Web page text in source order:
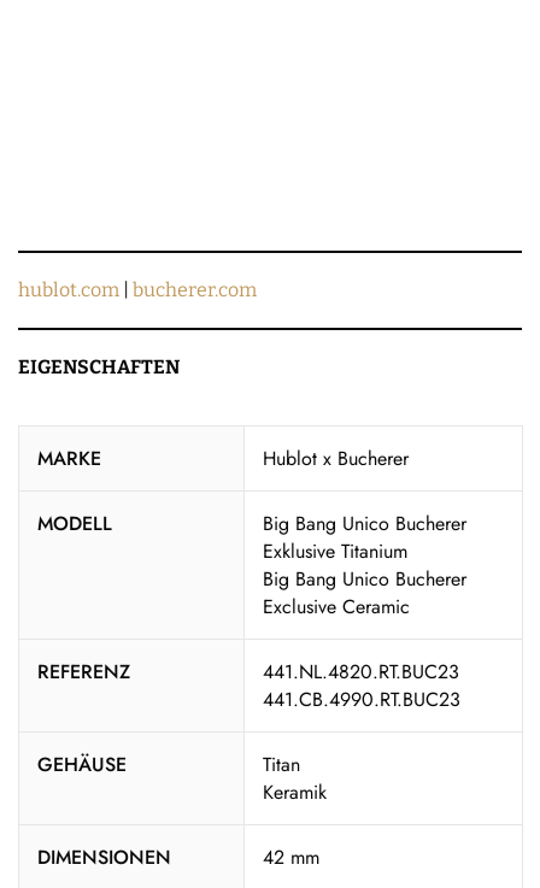
hublot.com | bucherer.com
EIGENSCHAFTEN
MARKE Hublot x Bucherer
MODELL
Big Bang Unico Bucherer
Exklusive Titanium
Big Bang Unico Bucherer
Exclusive Ceramic
REFERENZ
441.NL.4820.RT.BUC23
441.CB.4990.RT.BUC23
GEHÄUSE
Titan
Keramik
DIMENSIONEN 42 mm